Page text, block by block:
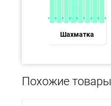
Шахматка
Похожие товары